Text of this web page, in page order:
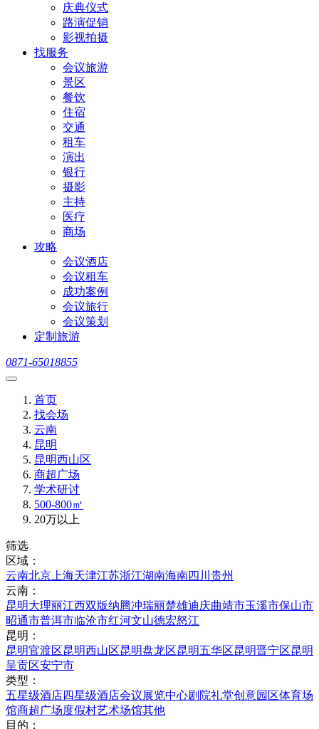
庆典仪式
路演促销
影视拍摄
找服务
会议旅游
景区
餐饮
住宿
交通
租车
演出
银行
摄影
主持
医疗
商场
攻略
会议酒店
会议租车
成功案例
会议旅行
会议策划
定制旅游
0871-65018855
首页
找会场
云南
昆明
昆明西山区
商超广场
学术研讨
500-800㎡
20万以上
筛选
区域：
云南北京 上海天津江苏浙江湖南海南四川 贵州
云南：
昆明大理丽江西双版纳腾冲瑞丽楚雄迪庆曲靖市玉溪市保山市
昭通市普洱市临沧市红河文山德宏怒江
昆明：
昆明官渡区昆明西山区昆明盘龙区昆明五华区昆明晋宁区昆明
呈贡区安宁市
类型：
五星级酒店四星级酒店会议展览中心剧院礼堂创意园区体育场
馆商超广场度假村艺术场馆其他
目的：